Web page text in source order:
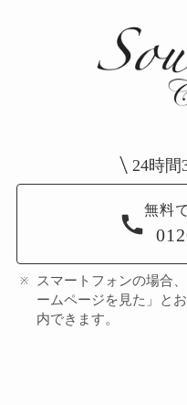
24時間
無料
スマートフォンの場合
ームページを見た」と
内できます。